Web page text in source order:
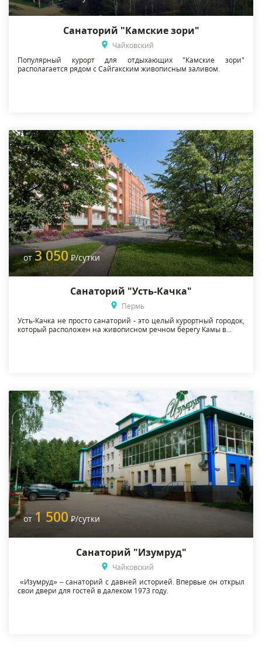
Санаторий "Камские зори"
Чайковский
Популярный курорт для отдыхающих "Камские зори"
располагается рядом с Сайгакским живописным заливом.
от 3 050 Р/сутки
Санаторий "Усть-Качка"
Пермь
Усть-Качка не просто санаторий - это целый курортный городок,
который расположен на живописном речном берегу Камы в...
от 1 500 Р/сутки
Санаторий "Изумруд"
Чайковский
«Изумруд» – санаторий с давней историей. Впервые он открыл
свои двери для гостей в далеком 1973 году.